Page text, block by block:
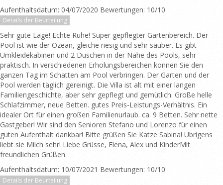
Aufenthaltsdatum: 04/07/2020 Bewertungen: 10/10
Details der Beurteilung
Sehr gute Lage! Echte Ruhe! Super gepflegter Gartenbereich. Der
Pool ist wie der Ozean, gleiche riesig und sehr sauber. Es gibt
Umkleidekabinen und 2 Duschen in der Nähe des Pools, sehr
praktisch. In verschiedenen Erholungsbereichen können Sie den
ganzen Tag im Schatten am Pool verbringen. Der Garten und der
Pool werden täglich gereinigt. Die Villa ist alt mit einer langen
Familiengeschichte, aber sehr gepflegt und gemütlich. Große helle
Schlafzimmer, neue Betten. gutes Preis-Leistungs-Verhältnis. Ein
idealer Ort für einen großen Familienurlaub. ca. 9 Betten. Sehr nette
Gastgeber! Wir sind den Senioren Stefano und Lorenzo für einen
guten Aufenthalt dankbar! Bitte grüßen Sie Katze Sabina! Übrigens
liebt sie Milch sehr! Liebe Grüsse, Elena, Alex und KinderMit
freundlichen Grüßen
Aufenthaltsdatum: 10/07/2021 Bewertungen: 10/10
Details der Beurteilung